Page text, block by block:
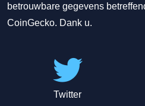
betrouwbare gegevens
CoinGecko. Dank u.
Twitter